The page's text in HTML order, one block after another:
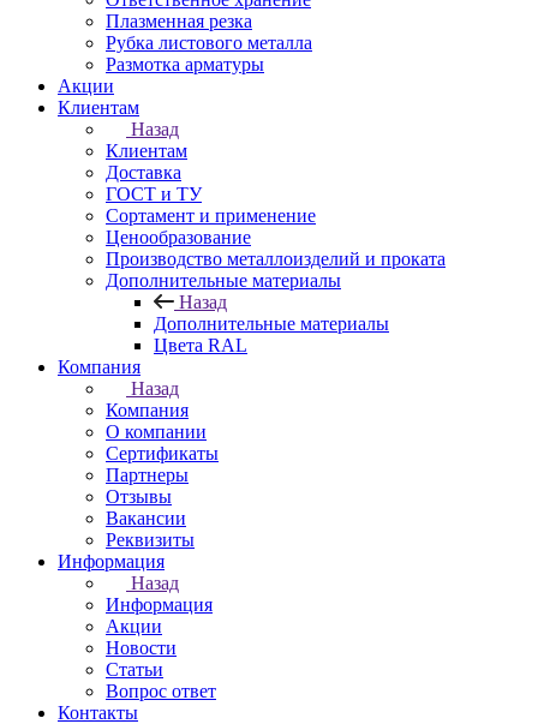
Плазменная резка
Рубка листового металла
Размотка арматуры
Акции
Клиентам
Назад
Клиентам
Доставка
ГОСТ и ТУ
Сортамент и применение
Ценообразование
Производство металлоизделий и проката
Дополнительные материалы
Назад
Дополнительные материалы
Цвета RAL
Компания
Назад
Компания
О компании
Сертификаты
Партнеры
Отзывы
Вакансии
Реквизиты
Информация
Назад
Информация
Акции
Новости
Статьи
Вопрос ответ
Контакты